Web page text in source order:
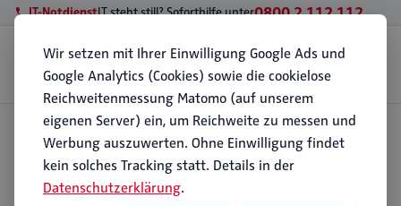
IT-NotdienstIT steht still? Soforthilfe unter0800 2 112 112
Geschäftskunden Privatkunden Standorte WissenÜber PC112
Kontakt
Branchen IT für Steuerkanzleien
IT für Steuerkanzleien
Steuerkanzleien arbeiten mit sensiblen
Wir setzen mit Ihrer Einwilligung Google Ads und
Google Analytics (Cookies) sowie die cookielose
Reichweitenmessung Matomo (auf unserem
eigenen Server) ein, um Reichweite zu messen und
Werbung auszuwerten. Ohne Einwilligung findet
kein solches Tracking statt. Details in der
Datenschutzerklärung.